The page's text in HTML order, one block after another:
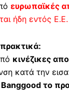
ευρωπαϊκές
ήδη εντός Ε.Ε.
κινέζικες
κατά την
Banggood το